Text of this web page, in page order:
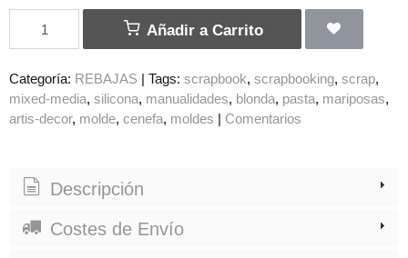
Añadir a Carrito
Categoría: REBAJAS | Tags: scrapbook scrapbooking scrap
mixed-media silicona manualidades blonda pasta mariposas
artis-decor molde cenefa moldes | Comentarios
Descripción
Costes de Envío